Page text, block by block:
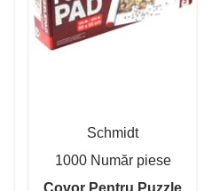
Schmidt
1000 Număr piese